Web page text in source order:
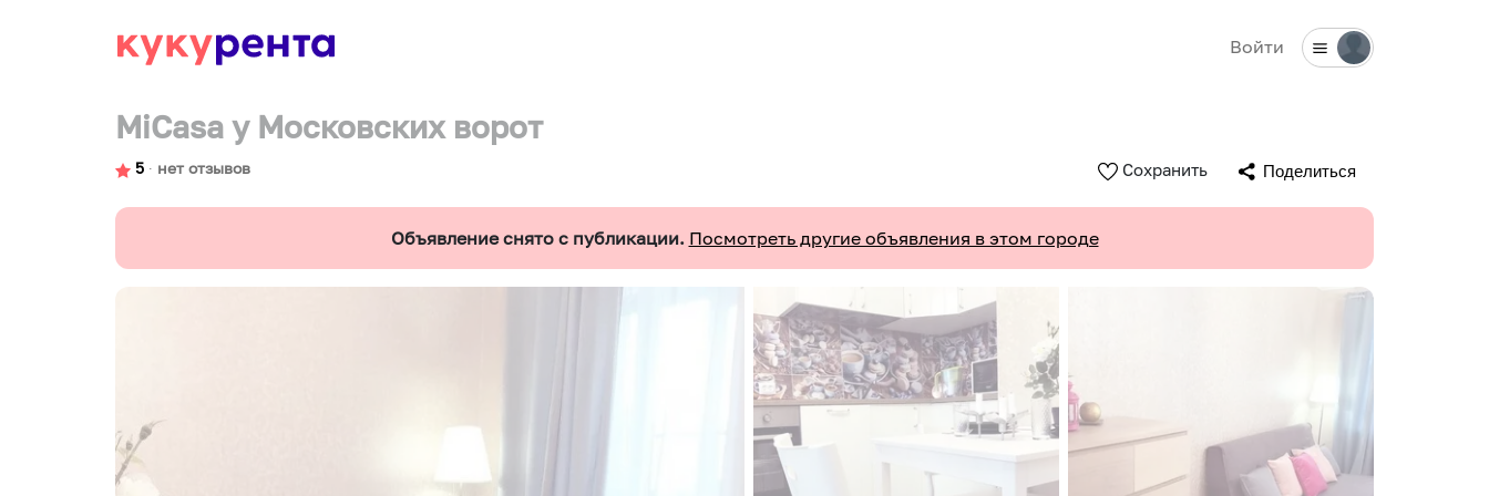
Войти
MiCasa у Московских ворот
5 ∙ нет отзывов Сохранить Поделиться
Объявление снято с публикации. Посмотреть другие объявления в этом городе